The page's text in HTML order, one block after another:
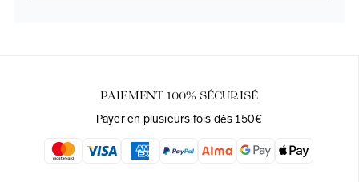
PAIEMENT 100% SÉCURISÉ
Payer en plusieurs fois dès 150€